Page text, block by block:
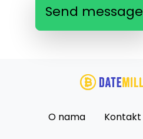
Send message
O nama Kontakt